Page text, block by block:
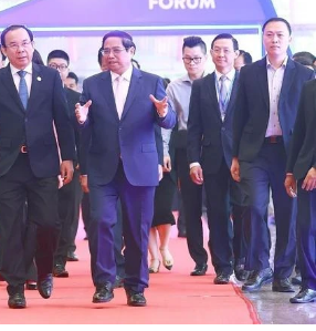
FRANCOPHONIE
PAYS NATAL
INTERNATIONAL
MÉGASTORIE
INFOGRAPHIE
PHOTO